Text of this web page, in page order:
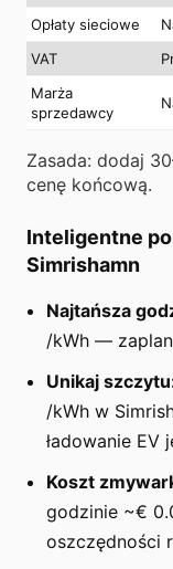
Opłaty sieciowe
VAT
Marża
sprzedawcy
Zasada: dodaj
cenę końcową.
Inteligentne
Simrishamn
Najtańsza
/kWh —
Unikaj
/kWh w
ładowanie EV
Koszt
godzinie ~€
oszczędności